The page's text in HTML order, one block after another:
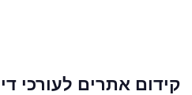
קידום אתרים לעורכי